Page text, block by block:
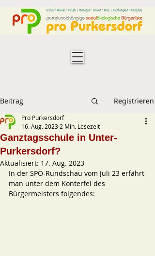
Beitrag Registrieren
Ganztagsschule in Unter-
Purkersdorf?
Pro Purkersdorf
16. Aug. 2023 2 Min. Lesezeit
Aktualisiert: 17. Aug. 2023
In der SPÖ-Rundschau vom Juli 23 erfährt
man unter dem Konterfei des
Bürgermeisters folgendes: